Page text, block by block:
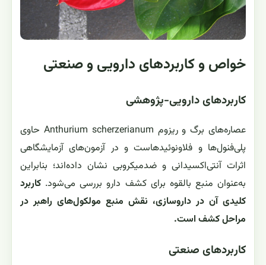
خواص و کاربردهای دارویی و صنعتی
کاربردهای دارویی-پژوهشی
عصاره‌های برگ و ریزوم Anthurium scherzerianum حاوی
پلی‌فنول‌ها و فلاونوئیدهاست و در آزمون‌های آزمایشگاهی
اثرات آنتی‌اکسیدانی و ضدمیکروبی نشان داده‌اند؛ بنابراین
به‌عنوان منبع بالقوه برای کشف دارو بررسی می‌شود.کاربرد
کلیدی آن در داروسازی، نقش منبع مولکول‌های راهبر در
مراحل کشف است.
کاربردهای صنعتی